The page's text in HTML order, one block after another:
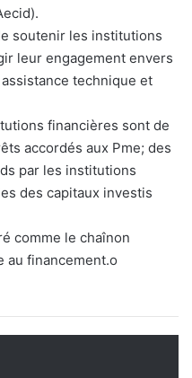
soutenir les institutions
leur engagement envers
technique et
financières sont de
accordés aux Pme; des
par les institutions
des capitaux investis
comme le chaînon
au financement.o